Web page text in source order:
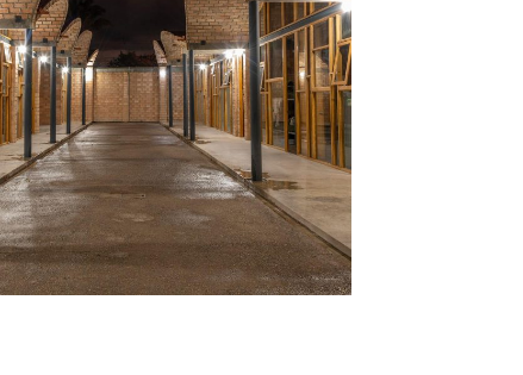
Centro de Desarrollo
Comunitario
EDIFICIOS PÚBLICOS